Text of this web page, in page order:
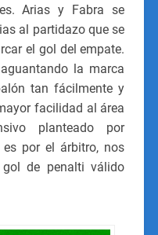
Arias y Fabra se
al partidazo que se
el gol del empate.
la marca
tan fácilmente y
facilidad al área
planteado por
por el árbitro, nos
gol de penalti válido